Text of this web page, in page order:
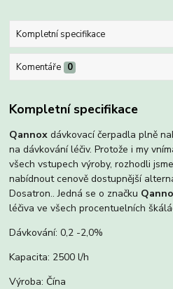
Kompletní specifikace
Komentáře 0
Kompletní specifikace
Qannox dávkovací čerpadla plně
na dávkování léčiv. Protože i my
všech vstupech výroby, rozhodli
nabídnout cenově dostupnější
Dosatron.. Jedná se o značku
léčiva ve všech procentuelních
Dávkování: 0,2 -2,0%
Kapacita: 2500 l/h
Výroba: Čína